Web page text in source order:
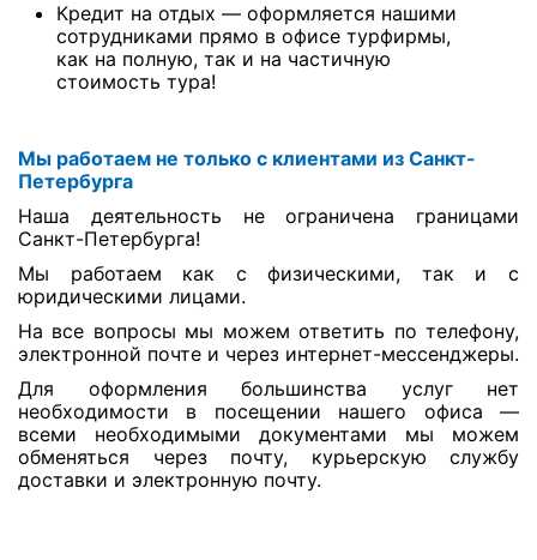
Кредит на отдых — оформляется нашими
сотрудниками прямо в офисе турфирмы,
как на полную, так и на частичную
стоимость тура!
Мы работаем не только с клиентами из Санкт-
Петербурга
Наша деятельность не ограничена границами
Санкт-Петербурга!
Мы работаем как с физическими, так и с
юридическими лицами.
На все вопросы мы можем ответить по телефону,
электронной почте и через интернет-мессенджеры.
Для оформления большинства услуг нет
необходимости в посещении нашего офиса —
всеми необходимыми документами мы можем
обменяться через почту, курьерскую службу
доставки и электронную почту.